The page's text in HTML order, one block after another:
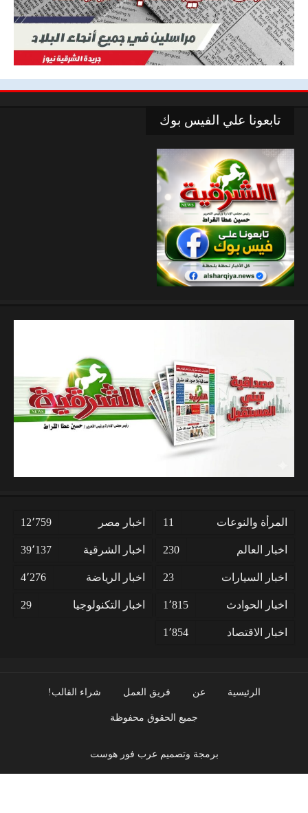
تابعونا علي الفيس بوك
المرأة والنوعات 11 اخبار مصر 12٬759
اخبار العالم 230 اخبار الشرقية 39٬137
اخبار السيارات 23 اخبار الرياضة 4٬276
اخبار الحوادث 1٬815 اخبار التكنولوجيا 29
اخبار الاقتصاد 1٬854
الرئيسية عن فريق العمل شراء القالب!
جميع الحقوق محفوظة
برمجة وتصميم عرب فور هوست